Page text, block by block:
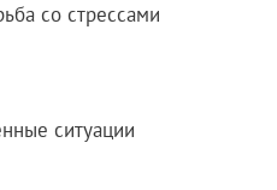
со стрессами
ситуации